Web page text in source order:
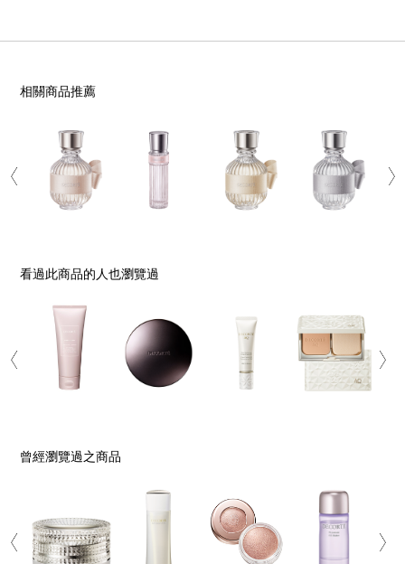
相關商品推薦
看過此商品的人也瀏覽過
曾經瀏覽過之商品